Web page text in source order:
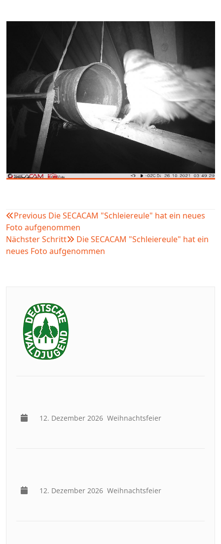
Beitragsnavigation
Previous Die SECACAM "Schleiereule" hat ein neues
Foto aufgenommen
Nächster Schritt
Die SECACAM "Schleiereule" hat ein
neues Foto aufgenommen
12. Dezember 2026 Weihnachtsfeier
12. Dezember 2026 Weihnachtsfeier